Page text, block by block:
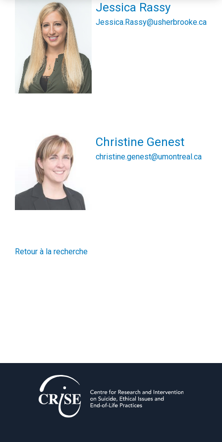
Jessica Rassy
Jessica.Rassy@usherbrooke.ca
Christine Genest
christine.genest@umontreal.ca
Retour à la recherche